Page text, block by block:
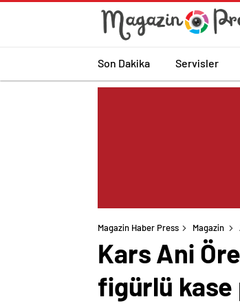
Son Dakika Servisler
Magazin Haber Press Magazin
Kars Ani
figürlü kase